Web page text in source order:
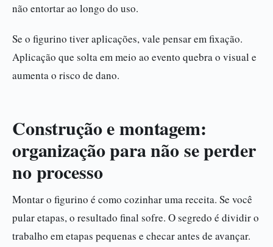
não entortar ao longo do uso.
Se o figurino tiver aplicações, vale pensar em fixação.
Aplicação que solta em meio ao evento quebra o visual e
aumenta o risco de dano.
Construção e montagem:
organização para não se perder
no processo
Montar o figurino é como cozinhar uma receita. Se você
pular etapas, o resultado final sofre. O segredo é dividir o
trabalho em etapas pequenas e checar antes de avançar.